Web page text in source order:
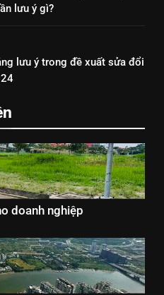
lưu ý gì?
lưu ý trong đề xuất sửa đổi
doanh nghiệp